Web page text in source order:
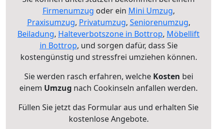
Firmenumzug oder ein Mini Umzug,
Praxisumzug, Privatumzug, Seniorenumzug,
Beiladung, Halteverbotszone in Bottrop, Möbellift
in Bottrop, und sorgen dafür, dass Sie
kostengünstig und stressfrei umziehen können.
Sie werden rasch erfahren, welche Kosten bei
einem Umzug nach Cookinseln anfallen werden.
Füllen Sie jetzt das Formular aus und erhalten Sie
kostenlose Angebote.